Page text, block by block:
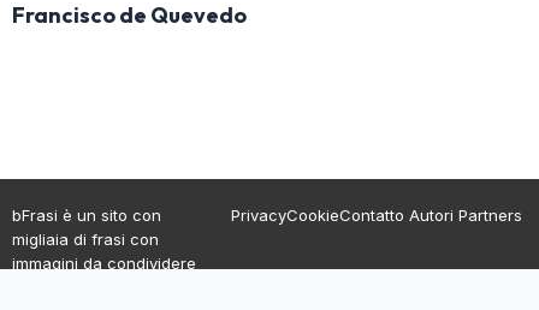
Francisco de Quevedo
bFrasi è un sito con
migliaia di frasi con
immagini da condividere
PrivacyCookieContatto Autori Partners